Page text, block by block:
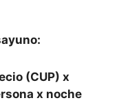
(CUP) x
x noche